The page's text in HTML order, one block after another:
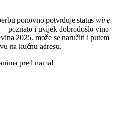
ponovno potvrđuje status wine
poznato i uvijek dobrodošlo vino
2025. može se naručiti i putem
na kućnu adresu.
pred nama!